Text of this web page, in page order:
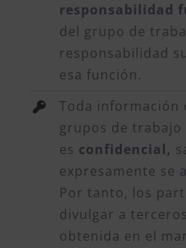
responsabilidad
del grupo de
responsabilidad
esa función.
Toda información
grupos de trabajo
es confidencial,
expresamente se
Por tanto, los
divulgar a
obtenida en el